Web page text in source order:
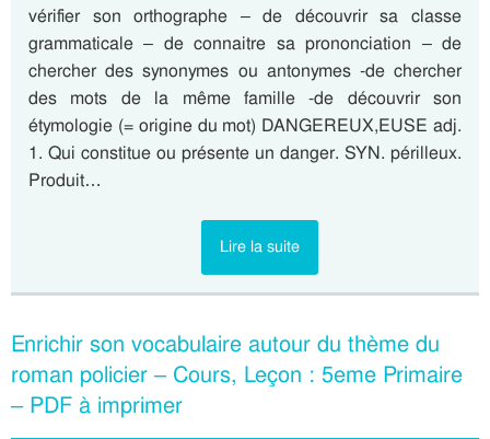
vérifier son orthographe – de découvrir sa classe
grammaticale – de connaitre sa prononciation – de
chercher des synonymes ou antonymes -de chercher
des mots de la même famille -de découvrir son
étymologie (= origine du mot) DANGEREUX,EUSE adj.
1. Qui constitue ou présente un danger. SYN. périlleux.
Produit…
Lire la suite
Enrichir son vocabulaire autour du thème du
roman policier – Cours, Leçon : 5eme Primaire
– PDF à imprimer